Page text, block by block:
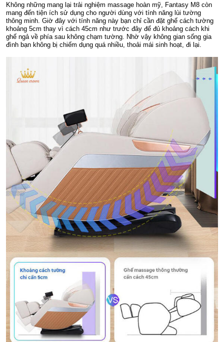
Không những mang lại trải nghiệm massage hoàn mỹ, Fantasy M8 còn
mang đến tiện ích sử dụng cho người dùng với tính năng lùi tường
thông minh. Giờ đây với tính năng này bạn chỉ cần đặt ghế cách tường
khoảng 5cm thay vì cách 45cm như trước đây để đủ khoảng cách khi
ghế ngả về phía sau không chạm tường. Nhờ vậy không gian sống gia
đình bạn không bị chiếm dụng quá nhiều, thoải mái sinh hoạt, đi lại.